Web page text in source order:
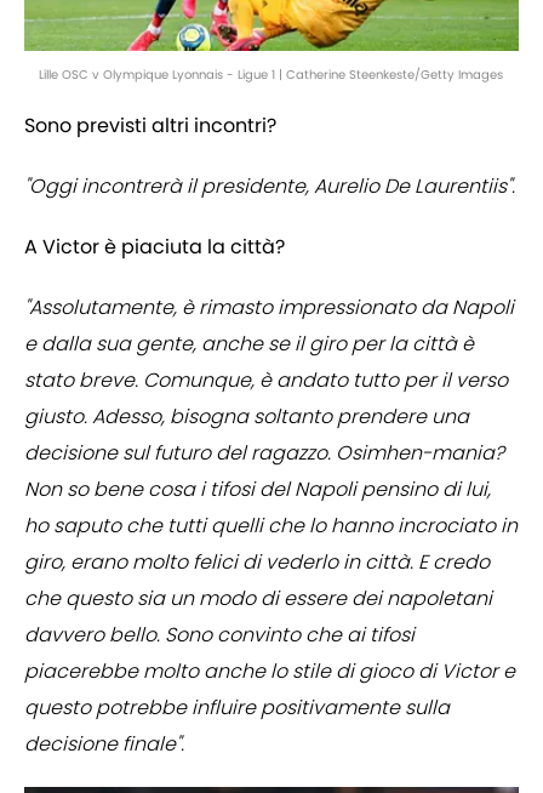
Lille OSC v Olympique Lyonnais - Ligue 1 | Catherine Steenkeste/Getty Images
Sono previsti altri incontri?
"Oggi incontrerà il presidente, Aurelio De Laurentiis".
A Victor è piaciuta la città?
"Assolutamente, è rimasto impressionato da Napoli
e dalla sua gente, anche se il giro per la città è
stato breve. Comunque, è andato tutto per il verso
giusto. Adesso, bisogna soltanto prendere una
decisione sul futuro del ragazzo. Osimhen-mania?
Non so bene cosa i tifosi del Napoli pensino di lui,
ho saputo che tutti quelli che lo hanno incrociato in
giro, erano molto felici di vederlo in città. E credo
che questo sia un modo di essere dei napoletani
davvero bello. Sono convinto che ai tifosi
piacerebbe molto anche lo stile di gioco di Victor e
questo potrebbe influire positivamente sulla
decisione finale".